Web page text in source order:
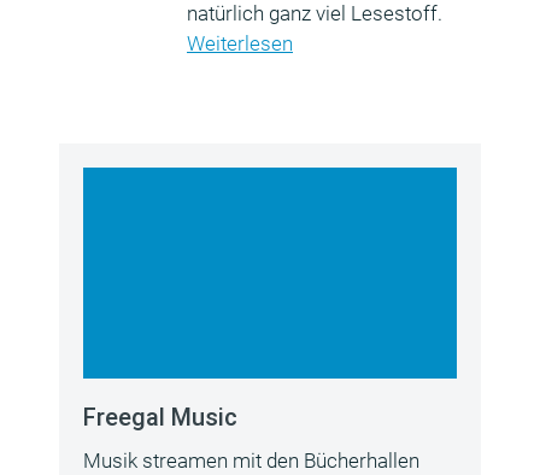
natürlich ganz viel Lesestoff.
Weiterlesen
Freegal Music
Musik streamen mit den Bücherhallen